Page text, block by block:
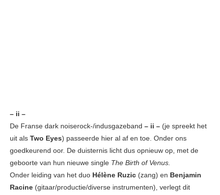
– ii –
De Franse dark noiserock-/indusgazeband – ii – (je spreekt het
uit als Two Eyes) passeerde hier al af en toe. Onder ons
goedkeurend oor. De duisternis licht dus opnieuw op, met de
geboorte van hun nieuwe single The Birth of Venus.
Onder leiding van het duo Hélène Ruzic (zang) en Benjamin
Racine (gitaar/productie/diverse instrumenten), verlegt dit